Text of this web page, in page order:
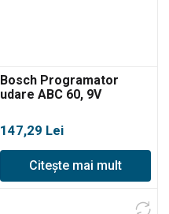
Bosch Programator
udare ABC 60, 9V
147,29 Lei
Citește mai mult